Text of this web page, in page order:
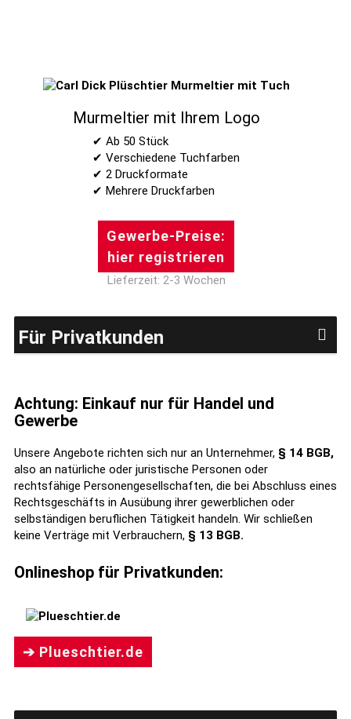
Murmeltier mit Ihrem Logo
✔ Ab 50 Stück
✔ Verschiedene Tuchfarben
✔ 2 Druckformate
Gewerbe-Preise:
hier registrieren
Lieferzeit: 2-3 Wochen
Für Privatkunden
Achtung: Einkauf nur für Handel und
Gewerbe
Unsere Angebote richten sich nur an Unternehmer, § 14 BGB,
also an natürliche oder juristische Personen oder
rechtsfähige Personengesellschaften, die bei Abschluss eines
Rechtsgeschäfts in Ausübung ihrer gewerblichen oder
selbständigen beruflichen Tätigkeit handeln. Wir schließen
keine Verträge mit Verbrauchern, § 13 BGB.
Onlineshop für Privatkunden:
➔ Plueschtier.de